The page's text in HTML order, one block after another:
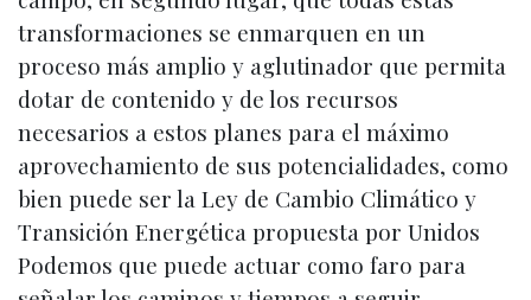
transformaciones se enmarquen en un
proceso más amplio y aglutinador que permita
dotar de contenido y de los recursos
necesarios a estos planes para el máximo
aprovechamiento de sus potencialidades, como
bien puede ser la Ley de Cambio Climático y
Transición Energética propuesta por Unidos
Podemos que puede actuar como faro para